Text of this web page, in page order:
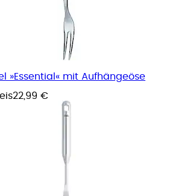
»Essential« mit Aufhängeöse
22,99 €